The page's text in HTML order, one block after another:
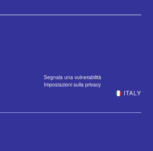
Segnala una vulnerabilità
Impostazioni sulla privacy
ITALY